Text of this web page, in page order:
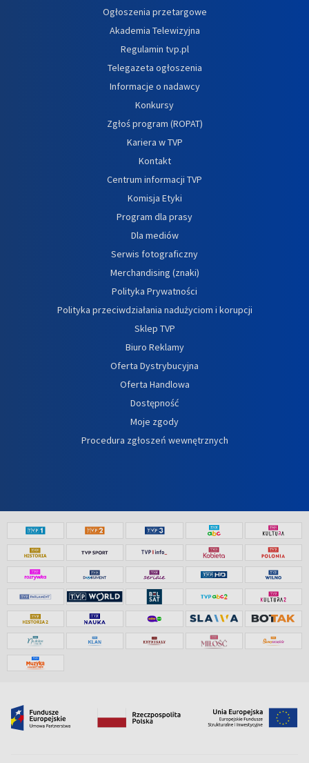
Ogłoszenia przetargowe
Akademia Telewizyjna
Regulamin tvp.pl
Telegazeta ogłoszenia
Informacje o nadawcy
Konkursy
Zgłoś program (ROPAT)
Kariera w TVP
Kontakt
Centrum informacji TVP
Komisja Etyki
Program dla prasy
Dla mediów
Serwis fotograficzny
Merchandising (znaki)
Polityka Prywatności
Polityka przeciwdziałania nadużyciom i korupcji
Sklep TVP
Biuro Reklamy
Oferta Dystrybucyjna
Oferta Handlowa
Dostępność
Moje zgody
Procedura zgłoszeń wewnętrznych